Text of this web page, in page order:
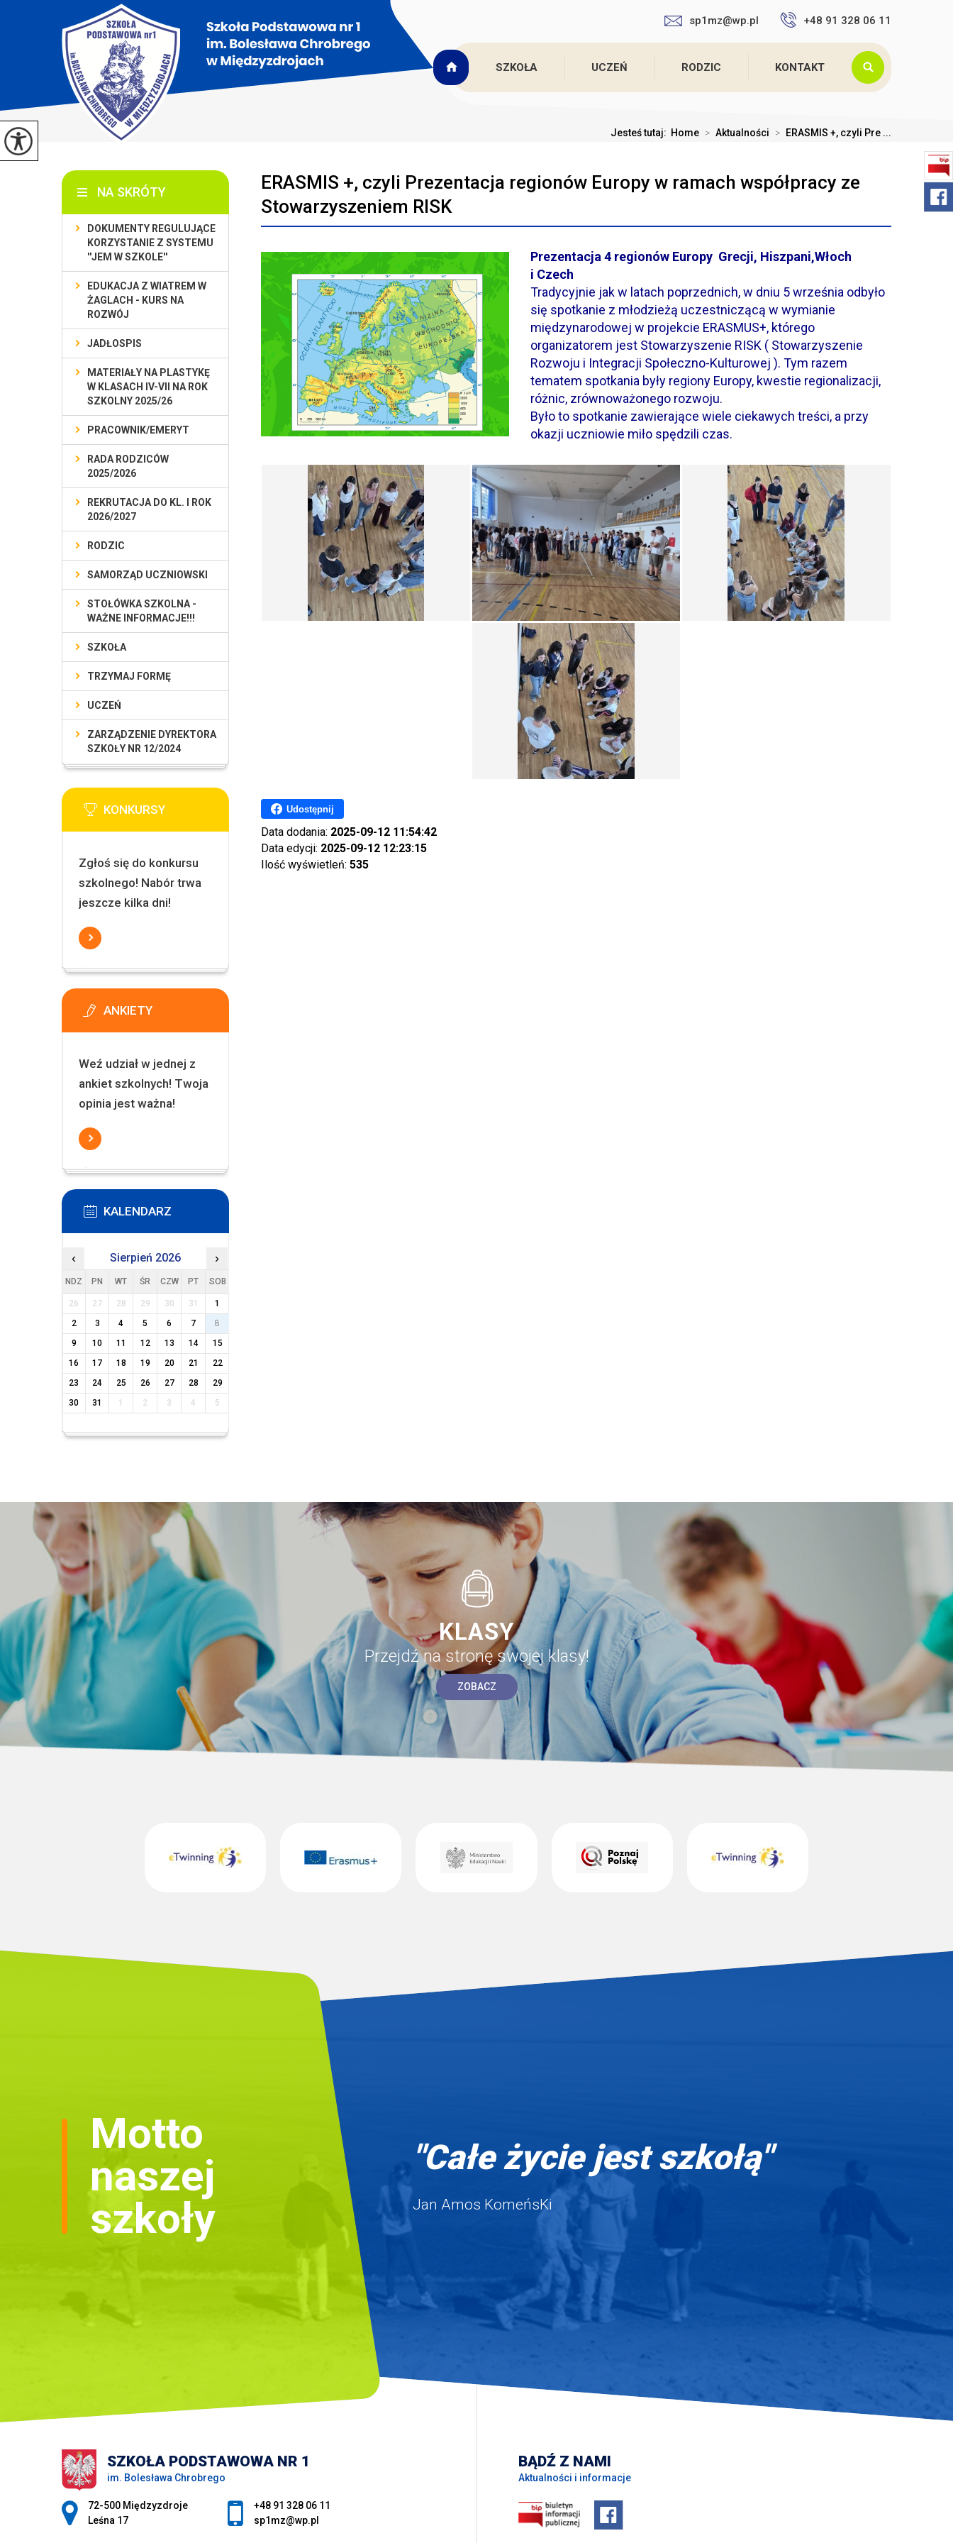
sp1mz@wp.pl +48 91 328 06 11
SZKOŁA UCZEŃ RODZIC KONTAKT
Jesteś tutaj: Home > Aktualności > ERASMIS +, czyli Pre ...
ERASMIS +, czyli Prezentacja regionów Europy w ramach współpracy ze
Stowarzyszeniem RISK
Prezentacja 4 regionów Europy Grecji, Hiszpani,Włoch
i Czech
Tradycyjnie jak w latach poprzednich, w dniu 5 września odbyło
się spotkanie z młodzieżą uczestniczącą w wymianie
międzynarodowej w projekcie ERASMUS+, którego
organizatorem jest Stowarzyszenie RISK ( Stowarzyszenie
Rozwoju i Integracji Społeczno-Kulturowej ). Tym razem
tematem spotkania były regiony Europy, kwestie regionalizacji,
różnic, zrównoważonego rozwoju.
Było to spotkanie zawierające wiele ciekawych treści, a przy
okazji uczniowie miło spędzili czas.
Udostępnij
Data dodania: 2025-09-12 11:54:42
Data edycji: 2025-09-12 12:23:15
Ilość wyświetleń: 535
NA SKRÓTY
DOKUMENTY REGULUJĄCE
KORZYSTANIE Z SYSTEMU
''JEM W SZKOLE''
EDUKACJA Z WIATREM W
ŻAGLACH - KURS NA
ROZWÓJ
JADŁOSPIS
MATERIAŁY NA PLASTYKĘ
W KLASACH IV-VII NA ROK
SZKOLNY 2025/26
PRACOWNIK/EMERYT
RADA RODZICÓW
2025/2026
REKRUTACJA DO KL. I ROK
2026/2027
RODZIC
SAMORZĄD UCZNIOWSKI
STOŁÓWKA SZKOLNA -
WAŻNE INFORMACJE!!!
SZKOŁA
TRZYMAJ FORMĘ
UCZEŃ
ZARZĄDZENIE DYREKTORA
SZKOŁY NR 12/2024
KONKURSY
Zgłoś się do konkursu
szkolnego! Nabór trwa
jeszcze kilka dni!
ANKIETY
Weź udział w jednej z
ankiet szkolnych! Twoja
opinia jest ważna!
KALENDARZ
‹ Sierpień 2026 ›
NDZ PN WT ŚR CZW PT SOB
26 27 28 29 30 31
1
2
3 4 5 6 7
8
9
10 11 12 13 14
15
16
17 18 19 20 21
22
23
24 25 26 27 28
29
30
31 1 2 3 4 5
KLASY
Przejdź na stronę swojej klasy!
ZOBACZ
Motto
naszej
szkoły
"Całe życie jest szkołą"
Jan Amos KomeńsKi
SZKOŁA PODSTAWOWA NR 1
im. Bolesława Chrobrego
Adres pocztowy:
72-500 Międzyzdroje
Leśna 17
+48 91 328 06 11
sp1mz@wp.pl
BĄDŹ Z NAMI
Aktualności i informacje